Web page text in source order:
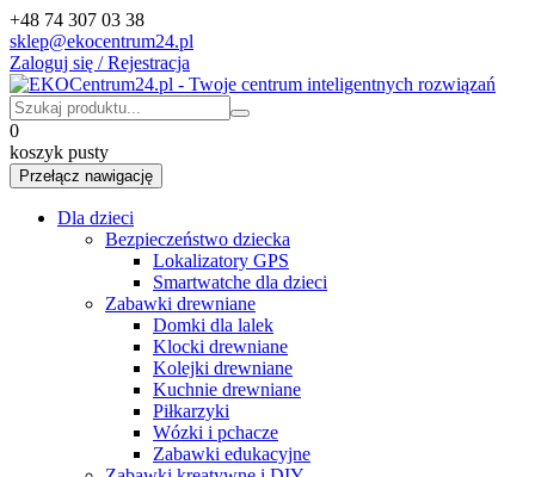
+48 74 307 03 38
sklep@ekocentrum24.pl
Zaloguj się / Rejestracja
0
koszyk pusty
Przełącz nawigację
Dla dzieci
Bezpieczeństwo dziecka
Lokalizatory GPS
Smartwatche dla dzieci
Zabawki drewniane
Domki dla lalek
Klocki drewniane
Kolejki drewniane
Kuchnie drewniane
Piłkarzyki
Wózki i pchacze
Zabawki edukacyjne